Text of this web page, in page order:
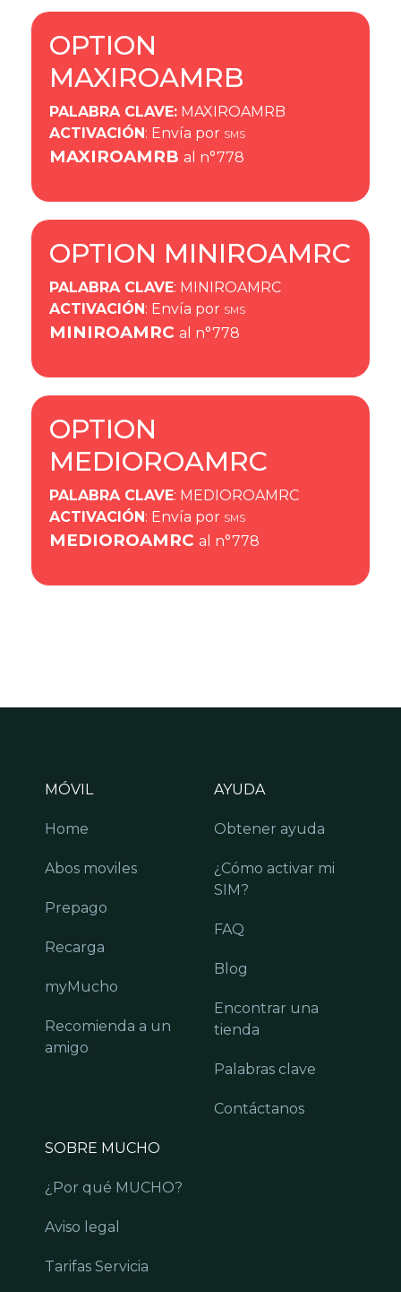
OPTION
MAXIROAMRB
PALABRA CLAVE: MAXIROAMRB
ACTIVACIÓN: Envía por SMS
MAXIROAMRB al n°778
OPTION MINIROAMRC
PALABRA CLAVE: MINIROAMRC
ACTIVACIÓN: Envía por SMS
MINIROAMRC al n°778
OPTION
MEDIOROAMRC
PALABRA CLAVE: MEDIOROAMRC
ACTIVACIÓN: Envía por SMS
MEDIOROAMRC al n°778
MÓVIL
Home
Abos moviles
Prepago
Recarga
myMucho
Recomienda a un
amigo
AYUDA
Obtener ayuda
¿Cómo activar mi
SIM?
FAQ
Blog
Encontrar una
tienda
Palabras clave
Contáctanos
SOBRE MUCHO
¿Por qué MUCHO?
Aviso legal
Tarifas Servicia